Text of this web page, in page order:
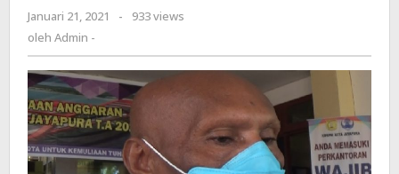
Ada
Kah
?
Januari 21, 2021
oleh
-
933 views
oleh Admin -